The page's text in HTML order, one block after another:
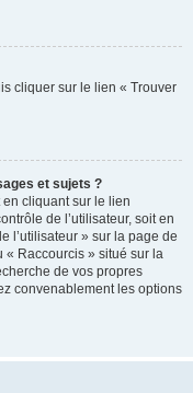
cliquer sur le lien « Trouver
et sujets ?
cliquant sur le lien
de l’utilisateur, soit en
l’utilisateur » sur la page de
« Raccourcis » situé sur la
de vos propres
convenablement les options